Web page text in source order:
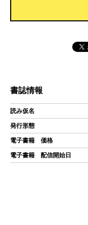
書誌情報
読み仮名
発行形態
電子書籍 価格
電子書籍 配信開始日